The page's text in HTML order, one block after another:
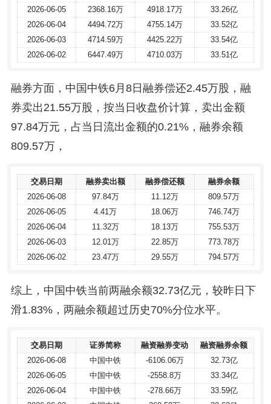
2026-06-05
2368.16万 4918.17万
33.26亿
2026-06-04
4494.72万 4755.14万
33.52亿
2026-06-03
4714.59万 4425.22万
33.54亿
2026-06-02
6447.49万 4710.03万 33.51亿
2026-06-05
2368.16万 4918.17万
33.26亿
2026-06-04
4494.72万 4755.14万
33.52亿
2026-06-03
4714.59万 4425.22万
33.54亿
2026-06-02
6447.49万 4710.03万 33.51亿
融券方面，中国中铁6月8日融券偿还2.45万股，融
券卖出21.55万股，按当日收盘价计算，卖出金额
97.84万元，占当日流出金额的0.21%，融券余额
809.57万，
交易日期 融券卖出额 融券偿还额
融券余额
2026-06-08
97.84万 11.12万
809.57万
2026-06-05
4.41万 18.06万
746.74万
2026-06-04
11.32万 18.13万
755.53万
2026-06-03
12.01万 22.85万
773.78万
2026-06-02
23.47万 29.55万 794.57万
交易日期 融券卖出额 融券偿还额
融券余额
2026-06-08
97.84万 11.12万
809.57万
2026-06-05
4.41万 18.06万
746.74万
2026-06-04
11.32万 18.13万
755.53万
2026-06-03
12.01万 22.85万
773.78万
2026-06-02
23.47万 29.55万 794.57万
综上，中国中铁当前两融余额32.73亿元，较昨日下
滑1.83%，两融余额超过历史70%分位水平。
交易日期 证券简称 融资融券变动
融资融券余额
2026-06-08
中国中铁 -6106.06万
32.73亿
2026-06-05
中国中铁 -2558.8万
33.34亿
2026-06-04
中国中铁 -278.66万
33.59亿
交易日期 证券简称 融资融券变动
融资融券余额
2026-06-08
中国中铁 -6106.06万
32.73亿
2026-06-05
中国中铁 -2558.8万
33.34亿
2026-06-04
中国中铁 -278.66万
33.59亿